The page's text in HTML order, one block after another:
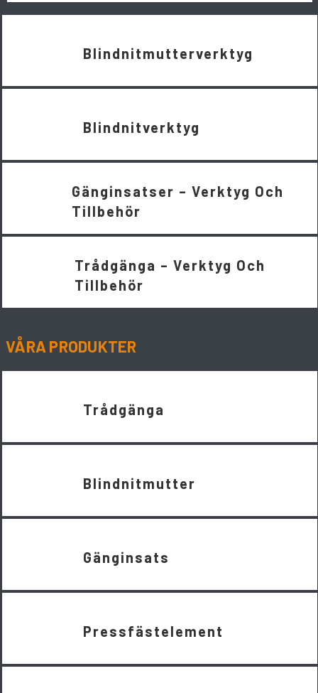
Blindnitmutterverktyg
Blindnitverktyg
Gänginsatser – Verktyg Och
Tillbehör
Trådgänga – Verktyg Och
Tillbehör
VÅRA PRODUKTER
Trådgänga
Blindnitmutter
Gänginsats
Pressfästelement